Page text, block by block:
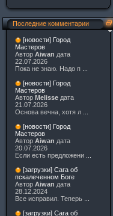
Последние комментарии
[новости] Город
Мастеров
Автор Aiwan дата
22.07.2026
Пока не знаю. Надо п
[новости] Город
Мастеров
Автор Melisse дата
21.07.2026
Основа вечна, хотя л
[новости] Город
Мастеров
Автор Aiwan дата
20.07.2026
Если есть предложени
[загрузки] Сага об
пскалеченном Боге
Автор Aiwan дата
28.12.2024
Все исправил. Теперь
[загрузки] Сага об